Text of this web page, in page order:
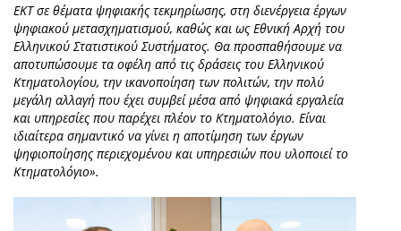
ΕΚΤ σε θέματα ψηφιακής τεκμηρίωσης, στη διενέργεια έργων
ψηφιακού μετασχηματισμού, καθώς και ως Εθνική Αρχή του
Ελληνικού Στατιστικού Συστήματος. Θα προσπαθήσουμε να
αποτυπώσουμε τα οφέλη από τις δράσεις του Ελληνικού
Κτηματολογίου, την ικανοποίηση των πολιτών, την πολύ
μεγάλη αλλαγή που έχει συμβεί μέσα από ψηφιακά εργαλεία
και υπηρεσίες που παρέχει πλέον το Κτηματολόγιο. Είναι
ιδιαίτερα σημαντικό να γίνει η αποτίμηση των έργων
ψηφιοποίησης περιεχομένου και υπηρεσιών που υλοποιεί το
Κτηματολόγιο».